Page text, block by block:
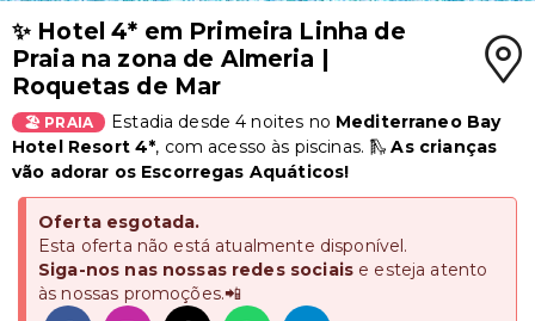
✨ Hotel 4* em Primeira Linha de
Praia na zona de Almeria |
Roquetas de Mar
🏖️ PRAIA Estadia desde 4 noites no Mediterraneo Bay
Hotel Resort 4*, com acesso às piscinas. 🛝As crianças
vão adorar os Escorregas Aquáticos!
Oferta esgotada.
Esta oferta não está atualmente disponível.
Siga-nos nas nossas redes sociaise esteja atento
às nossas promoções.📲